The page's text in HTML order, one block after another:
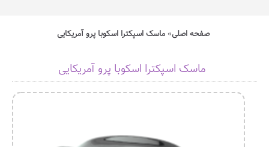
صفحه اصلی ماسک اسپکترا اسکوبا پرو آمریکایی
ماسک اسپکترا اسکوبا پرو آمریکایی